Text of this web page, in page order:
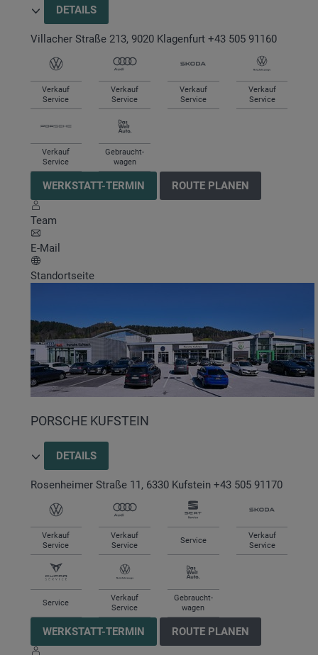
DETAILS
Villacher Straße 213, 9020 Klagenfurt +43 505 91160
Verkauf
Service
Verkauf
Service
Verkauf
Service
Verkauf
Service
Verkauf
Service
Gebraucht-
wagen
WERKSTATT-TERMIN ROUTE PLANEN
Team
E-Mail
Standortseite
PORSCHE KUFSTEIN
DETAILS
Rosenheimer Straße 11, 6330 Kufstein +43 505 91170
Verkauf
Service
Verkauf
Service
Service
Verkauf
Service
Service
Verkauf
Service
Gebraucht-
wagen
WERKSTATT-TERMIN ROUTE PLANEN